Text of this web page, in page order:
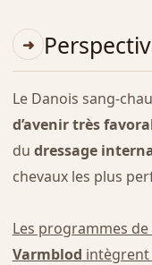
Le Danois sang-
d’avenir très
du dressage
chevaux les plus
Les programmes de
Varmblod intègrent